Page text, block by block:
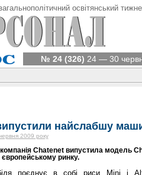
освітянський
№ 24 (326) 24 — 30
найслабшу
2009 року
Chatenet випустила модель
ринку.
поєднує в собі риси Mini і